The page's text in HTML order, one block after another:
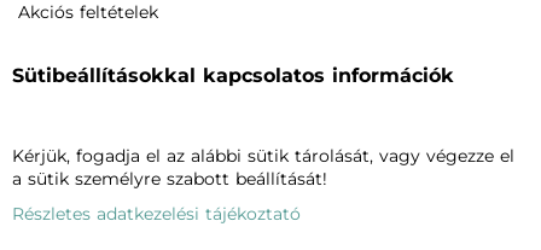
Akciós feltételek
visszaküldés
Arcápolás
Testápolás
Vagheggiről
Szalonkereső
Sütibeállításokkal kapcsolatos információk
Kérjük, fogadja el az alábbi sütik tárolását, vagy végezze el
a sütik személyre szabott beállítását!
Részletes adatkezelési tájékoztató